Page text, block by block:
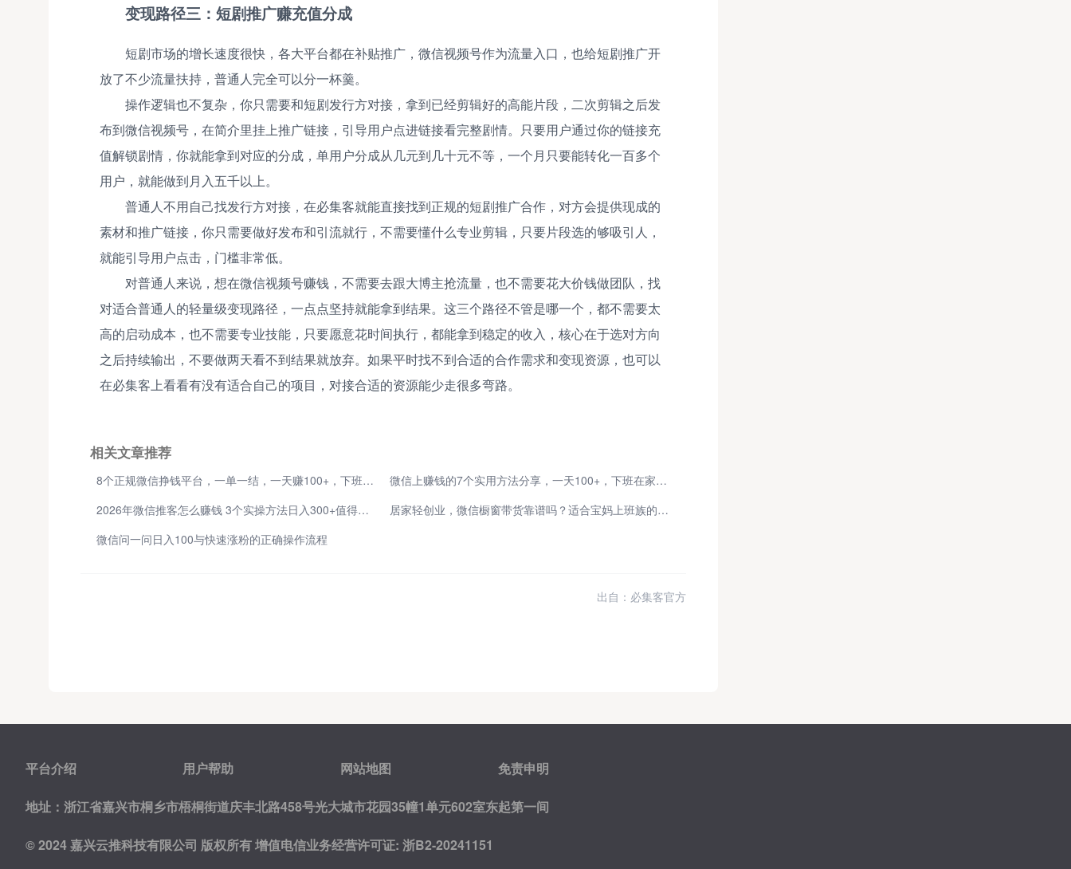
变现路径三：短剧推广赚充值分成
短剧市场的增长速度很快，各大平台都在补贴推广，微信视频号作为流量入口，也给短剧推广开
放了不少流量扶持，普通人完全可以分一杯羹。
操作逻辑也不复杂，你只需要和短剧发行方对接，拿到已经剪辑好的高能片段，二次剪辑之后发
布到微信视频号，在简介里挂上推广链接，引导用户点进链接看完整剧情。只要用户通过你的链接充
值解锁剧情，你就能拿到对应的分成，单用户分成从几元到几十元不等，一个月只要能转化一百多个
用户，就能做到月入五千以上。
普通人不用自己找发行方对接，在必集客就能直接找到正规的短剧推广合作，对方会提供现成的
素材和推广链接，你只需要做好发布和引流就行，不需要懂什么专业剪辑，只要片段选的够吸引人，
就能引导用户点击，门槛非常低。
对普通人来说，想在微信视频号赚钱，不需要去跟大博主抢流量，也不需要花大价钱做团队，找
对适合普通人的轻量级变现路径，一点点坚持就能拿到结果。这三个路径不管是哪一个，都不需要太
高的启动成本，也不需要专业技能，只要愿意花时间执行，都能拿到稳定的收入，核心在于选对方向
之后持续输出，不要做两天看不到结果就放弃。如果平时找不到合适的合作需求和变现资源，也可以
在必集客上看看有没有适合自己的项目，对接合适的资源能少走很多弯路。
相关文章推荐
8个正规微信挣钱平台，一单一结，一天赚100+，下班在家就能做
微信上赚钱的7个实用方法分享，一天100+，下班在家就能做
2026年微信推客怎么赚钱 3个实操方法日入300+值得一试
居家轻创业，微信橱窗带货靠谱吗？适合宝妈上班族的副业推荐
微信问一问日入100与快速涨粉的正确操作流程
出自：必集客官方
平台介绍 用户帮助 网站地图 免责申明
地址：浙江省嘉兴市桐乡市梧桐街道庆丰北路458号光大城市花园35幢1单元602室东起第一间
© 2024 嘉兴云推科技有限公司 版权所有增值电信业务经营许可证: 浙B2-20241151